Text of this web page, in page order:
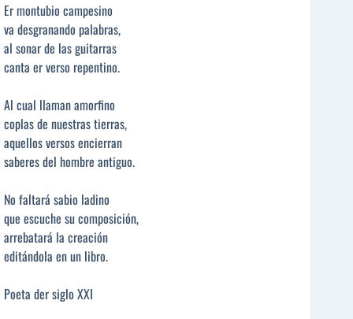
Er montubio campesino
va desgranando palabras,
al sonar de las guitarras
canta er verso repentino.
Al cual llaman amorfino
coplas de nuestras tierras,
aquellos versos encierran
saberes del hombre antiguo.
No faltará sabio ladino
que escuche su composición,
arrebatará la creación
editándola en un libro.
Poeta der siglo XXI